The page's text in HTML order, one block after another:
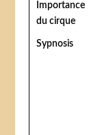
Importance
du cirque
Sypnosis